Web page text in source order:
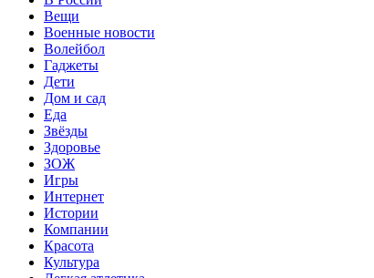
Вещи
Военные новости
Волейбол
Гаджеты
Дети
Дом и сад
Еда
Звёзды
Здоровье
ЗОЖ
Игры
Интернет
Истории
Компании
Красота
Культура